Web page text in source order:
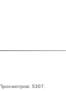
5307.